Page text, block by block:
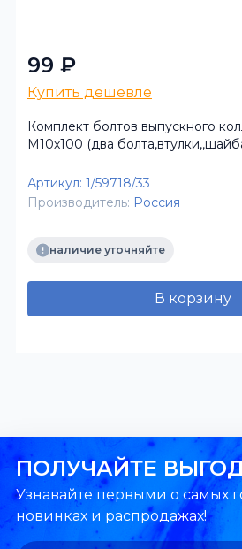
99 ₽
Купить дешевле
Комплект болтов выпускного
М10х100 (два
Артикул: 1/59718/33
Производитель: Россия
наличие уточняйте
В корзину
ПОЛУЧАЙТЕ
Узнавайте первыми о самых
новинках и распродажах!